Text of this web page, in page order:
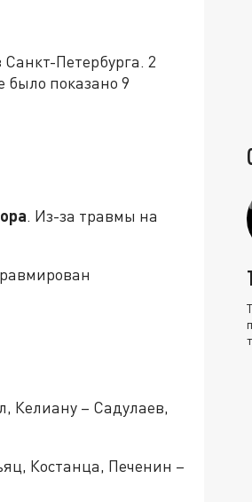
Санкт-Петербурга. 2
было показано 9
. Из-за травмы на
Келиану – Садулаев,
Костанца, Печенин –